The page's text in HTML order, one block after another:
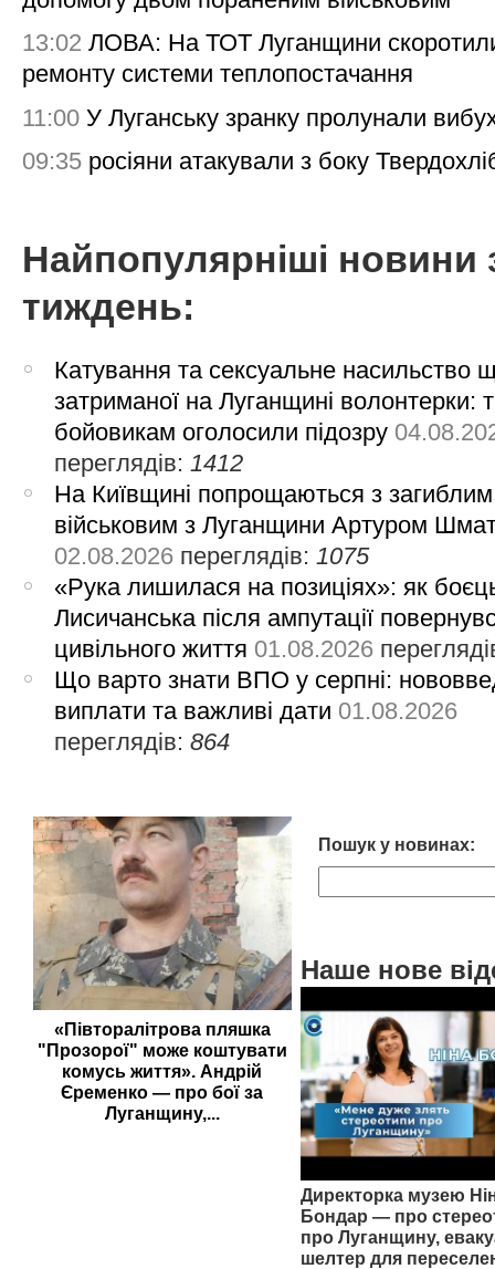
13:02 ЛОВА: На ТОТ Луганщини
ремонту системи теплопостачання
11:00 У Луганську зранку пролунали
09:35 росіяни атакували з боку
Найпопулярніші новини
тиждень:
Катування та сексуальне насильство
затриманої на Луганщині волонтерки:
бойовикам оголосили підозру
переглядів: 1412
На Київщині попрощаються з загиблим
військовим з Луганщини Артуром
02.08.2026 переглядів: 1075
«Рука лишилася на позиціях»: як
Лисичанська після ампутації
цивільного життя 01.08.2026
Що варто знати ВПО у серпні:
виплати та важливі дати 01.08.2026
переглядів:864
«Півторалітрова пляшка
"Прозорої" може коштувати
комусь життя». Андрій
Єременко — про бої за
Луганщину,...
Пошук у новинах:
Наше нове
Директорка музею
Бондар — про
про Луганщину,
шелтер для